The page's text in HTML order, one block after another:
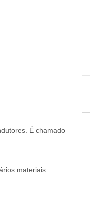
É chamado
materiais